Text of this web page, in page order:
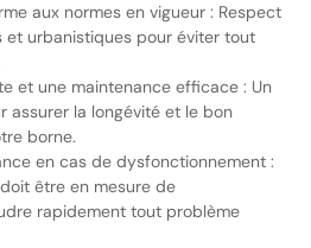
aux normes en vigueur : Respect
et urbanistiques pour éviter tout
et une maintenance efficace : Un
assurer la longévité et le bon
borne.
en cas de dysfonctionnement :
être en mesure de
rapidement tout problème